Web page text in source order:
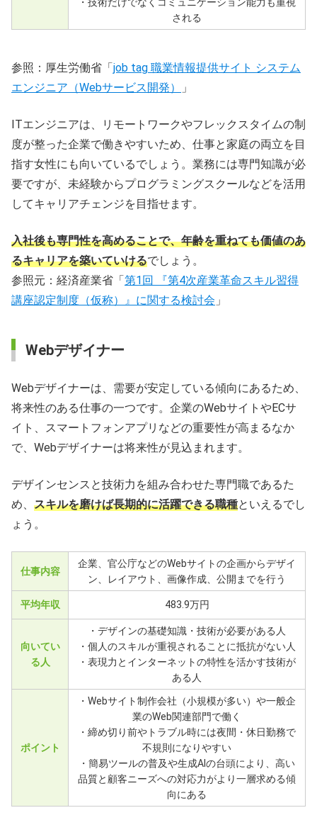
・技術だけでなくコミュニケーション能力も重視
される
参照：厚生労働省「 job tag 職業情報提供サイト システム
エンジニア（Webサービス開発）
」
ITエンジニアは、リモートワークやフレックスタイムの制
度が整った企業で働きやすいため、仕事と家庭の両立を目
指す女性にも向いているでしょう。業務には専門知識が必
要ですが、未経験からプログラミングスクールなどを活用
してキャリアチェンジを目指せます。
入社後も専門性を高めることで、年齢を重ねても価値のあ
るキャリアを築いていけるでしょう。
参照元：経済産業省「 第1回 『第4次産業革命スキル習得
講座認定制度（仮称）』に関する検討会 」
Webデザイナー
Webデザイナーは、需要が安定している傾向にあるため、
将来性のある仕事の一つです。企業のWebサイトやECサ
イト、スマートフォンアプリなどの重要性が高まるなか
で、Webデザイナーは将来性が見込まれます。
デザインセンスと技術力を組み合わせた専門職であるた
め、 スキルを磨けば長期的に活躍できる職種といえるでし
ょう。
仕事内容
企業、官公庁などのWebサイトの企画からデザイ
ン、レイアウト、画像作成、公開までを行う
平均年収 483.9万円
向いてい
る人
・デザインの基礎知識・技術が必要がある人
・個人のスキルが重視されることに抵抗がない人
・表現力とインターネットの特性を活かす技術が
ある人
ポイント
・Webサイト制作会社（小規模が多い）や一般企
業のWeb関連部門で働く
・締め切り前やトラブル時には夜間・休日勤務で
不規則になりやすい
・簡易ツールの普及や生成AIの台頭により、高い
品質と顧客ニーズへの対応力がより一層求める傾
向にある